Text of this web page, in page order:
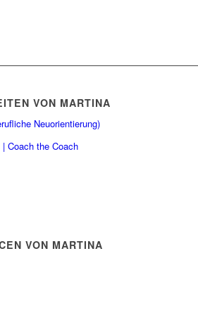
VON MARTINA
Neuorientierung)
Coach the Coach
VON MARTINA